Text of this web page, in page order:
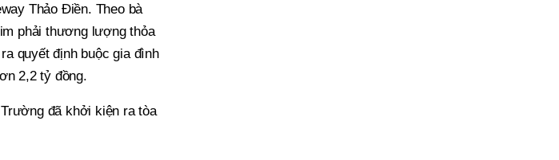
Thảo Điền. Theo bà
phải thương lượng thỏa
quyết định buộc gia đình
2,2 tỷ đồng.
đã khởi kiện ra tòa